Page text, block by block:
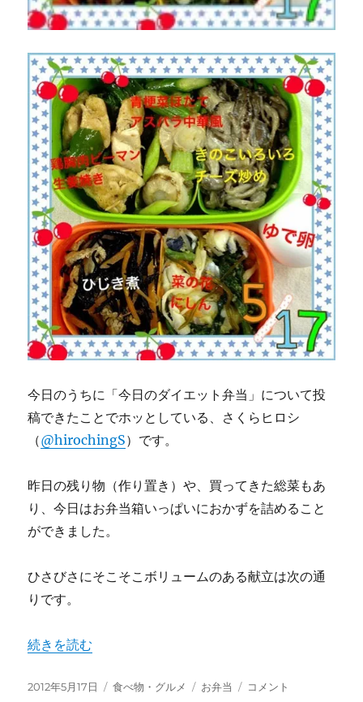
じ」
と
む、
「七
五
三
二」
と
書
い
て
「し
め
じ」
と
読
む
に
今日のうちに「今日のダイエット弁当」について投
稿できたことでホッとしている、さくらヒロシ
（@hirochingS）です。
昨日の残り物（作り置き）や、買ってきた総菜もあ
り、今日はお弁当箱いっぱいにおかずを詰めること
ができました。
ひさびさにそこそこボリュームのある献立は次の通
りです。
“今日のダイエット弁当（2012年5月17日）” の
続きを読む
投
2012年5月17日
カ
食べ物・グルメ
タ
お弁当
今
コメント